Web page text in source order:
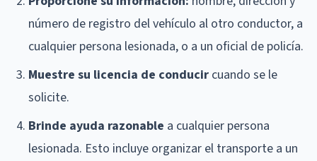
número de registro del vehículo al otro conductor, a
cualquier persona lesionada, o a un oficial de policía.
Muestre su licencia de conducir cuando se le
solicite.
Brinde ayuda razonable a cualquier persona
lesionada. Esto incluye organizar el transporte a un